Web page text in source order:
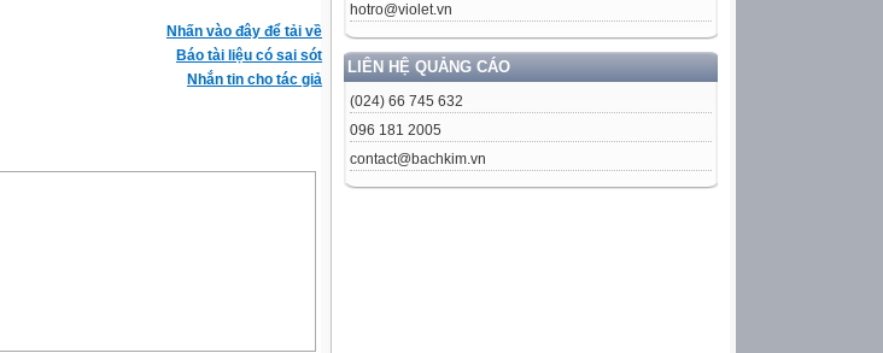
hotro@violet.vn
LIÊN HỆ QUẢNG CÁO
(024) 66 745 632
096 181 2005
contact@bachkim.vn
Nhấn vào đây để tải về
Báo tài liệu có sai sót
Nhắn tin cho tác giả